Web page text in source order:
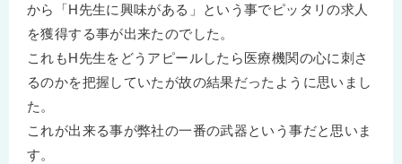
から「H先生に興味がある」という事でピッタリの求人
を獲得する事が出来たのでした。
これもH先生をどうアピールしたら医療機関の心に刺さ
るのかを把握していたが故の結果だったように思いまし
た。
これが出来る事が弊社の一番の武器という事だと思いま
す。